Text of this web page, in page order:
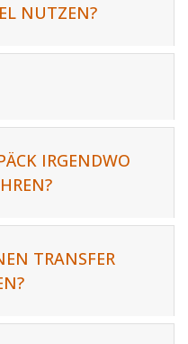
NUTZEN?
IRGENDWO
TRANSFER